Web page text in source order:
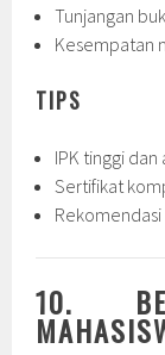
Tunjangan
Kesempatan
TIPS
IPK tinggi
Sertifikat
10.